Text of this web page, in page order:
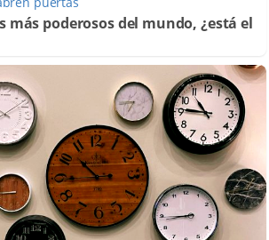
más poderosos del mundo, ¿está el